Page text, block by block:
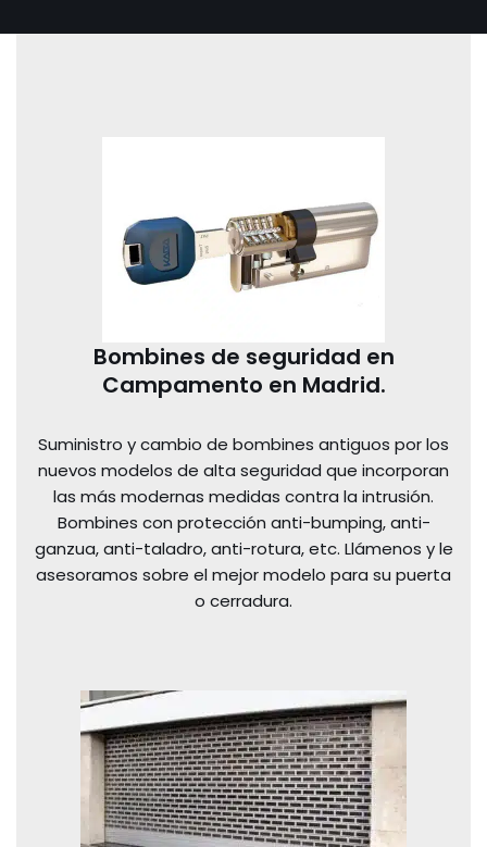
Bombines de seguridad en
Campamento en Madrid.
Suministro y cambio de bombines antiguos por los
nuevos modelos de alta seguridad que incorporan
las más modernas medidas contra la intrusión.
Bombines con protección anti-bumping, anti-
ganzua, anti-taladro, anti-rotura, etc. Llámenos y le
asesoramos sobre el mejor modelo para su puerta
o cerradura.